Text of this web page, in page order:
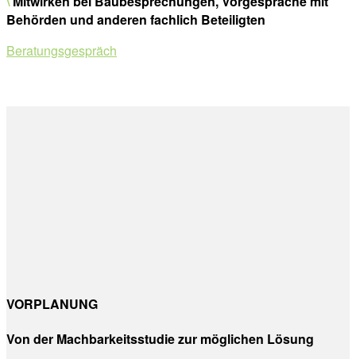
Behörden und anderen fachlich Beteiligten
Beratungsgespräch
VORPLANUNG
Von der Machbarkeitsstudie zur möglichen Lösung